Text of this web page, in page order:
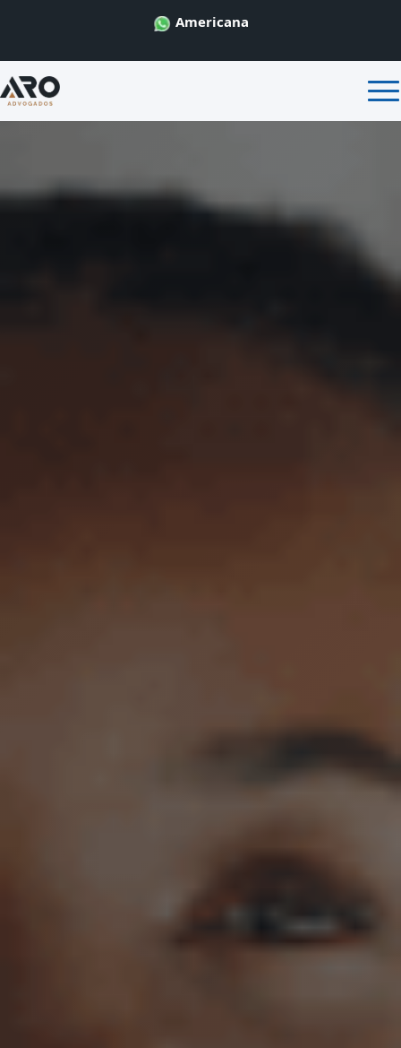
Americana